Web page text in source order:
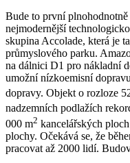
Bude to první
nejmodernější
skupina Accolade, která je
průmyslového parku.
na dálnici D1 pro nákladní
umožní nízkoemisní
dopravy. Objekt o rozloze
nadzemních podlažích
000 m2 kancelářských
plochy. Očekává se, že
pracovat až 2000 lidí.